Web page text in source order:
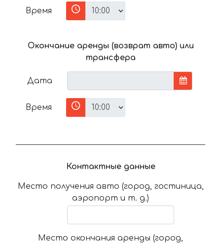
Время
Окончание аренды (возврат авто) или
трансфера
Дата
Время
Контактные данные
Место получения авто (город, гостиница,
аэропорт и т. д.)
Место окончания аренды (город,